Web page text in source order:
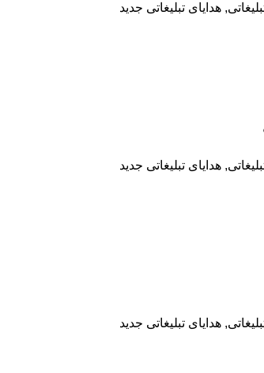
, هدایای تبلیغاتی جدید
, هدایای تبلیغاتی جدید
, هدایای تبلیغاتی جدید